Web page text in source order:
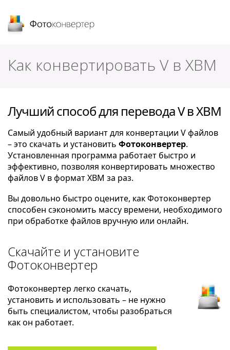
Как конвертировать V в XBM
Лучший способ для перевода V в XBM
Самый удобный вариант для конвертации V файлов
– это скачать и установить Фотоконвертер.
Установленная программа работает быстро и
эффективно, позволяя конвертировать множество
файлов V в формат XBM за раз.
Вы довольно быстро оцените, как Фотоконвертер
способен сэкономить массу времени, необходимого
при обработке файлов вручную или онлайн.
Скачайте и установите
Фотоконвертер
Фотоконвертер легко скачать,
установить и использовать – не нужно
быть специалистом, чтобы разобраться
как он работает.